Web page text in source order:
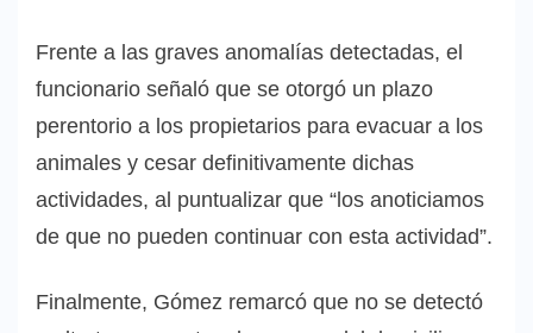
Frente a las graves anomalías detectadas, el
funcionario señaló que se otorgó un plazo
perentorio a los propietarios para evacuar a los
animales y cesar definitivamente dichas
actividades, al puntualizar que “los anoticiamos
de que no pueden continuar con esta actividad”.
Finalmente, Gómez remarcó que no se detectó